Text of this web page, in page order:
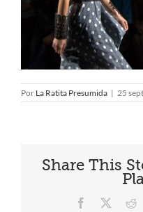
Por La Ratita Presumida | 25
Share This
Facebook